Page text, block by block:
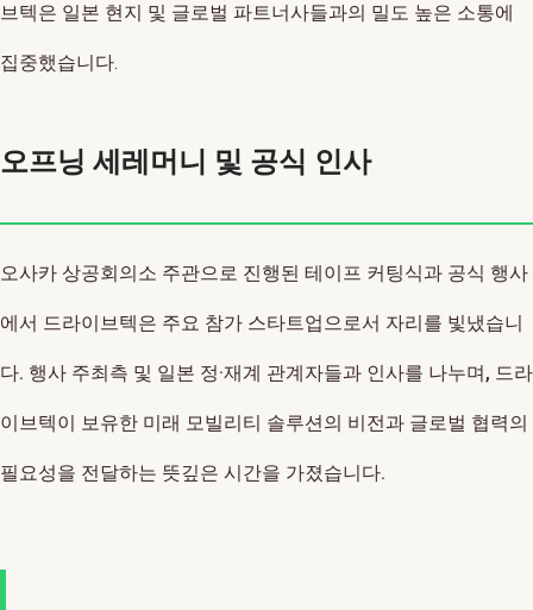
브텍은 일본 현지 및 글로벌 파트너사들과의 밀도 높은 소통에
집중했습니다.
오프닝 세레머니 및 공식 인사
오사카 상공회의소 주관으로 진행된 테이프 커팅식과 공식 행사
에서 드라이브텍은 주요 참가 스타트업으로서 자리를 빛냈습니
다. 행사 주최측 및 일본 정·재계 관계자들과 인사를 나누며, 드라
이브텍이 보유한 미래 모빌리티 솔루션의 비전과 글로벌 협력의
필요성을 전달하는 뜻깊은 시간을 가졌습니다.